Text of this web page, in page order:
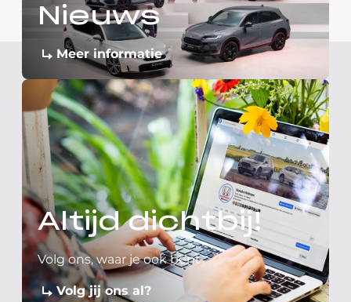
Nieuws
Meer informatie
Altijd dichtbij!
Volg ons, waar je ook bent
Volg jij ons al?